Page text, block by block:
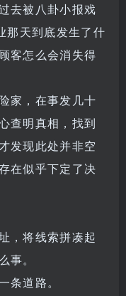
去被八卦小报戏
那天到底发生了什
客怎么会消失得
家，在事发几十
查明真相，找到
发现此处并非空
在似乎下定了决
，将线索拼凑起
事。
条道路。